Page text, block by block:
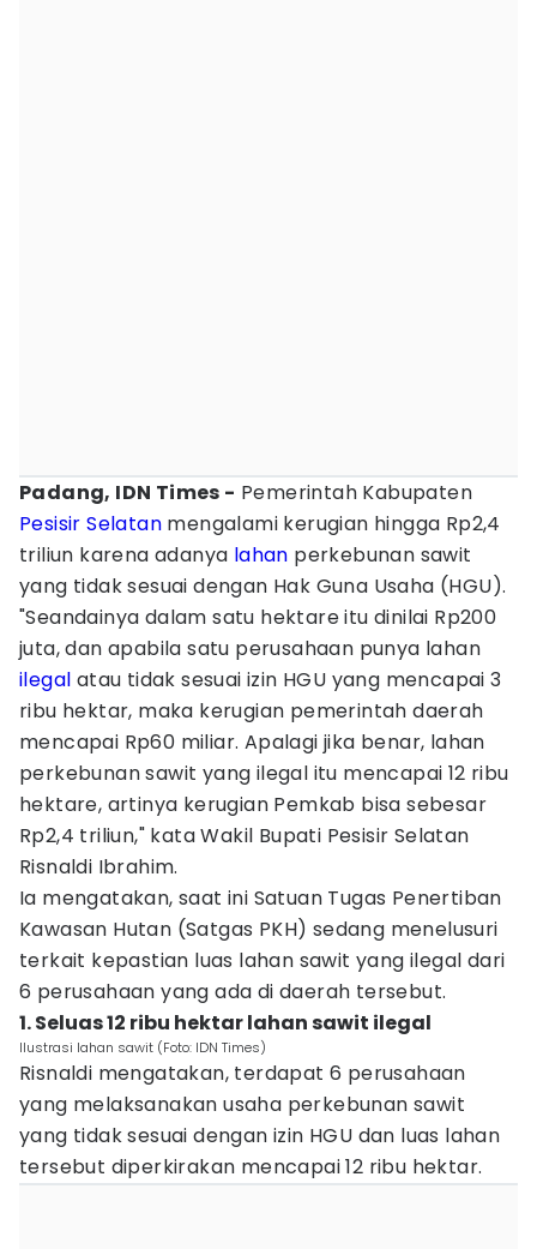
Padang, IDN Times - Pemerintah Kabupaten
Pesisir Selatan mengalami kerugian hingga Rp2,4
triliun karena adanya lahan perkebunan sawit
yang tidak sesuai dengan Hak Guna Usaha (HGU).
"Seandainya dalam satu hektare itu dinilai Rp200
juta, dan apabila satu perusahaan punya lahan
ilegal atau tidak sesuai izin HGU yang mencapai 3
ribu hektar, maka kerugian pemerintah daerah
mencapai Rp60 miliar. Apalagi jika benar, lahan
perkebunan sawit yang ilegal itu mencapai 12 ribu
hektare, artinya kerugian Pemkab bisa sebesar
Rp2,4 triliun," kata Wakil Bupati Pesisir Selatan
Risnaldi Ibrahim.
Ia mengatakan, saat ini Satuan Tugas Penertiban
Kawasan Hutan (Satgas PKH) sedang menelusuri
terkait kepastian luas lahan sawit yang ilegal dari
6 perusahaan yang ada di daerah tersebut.
1. Seluas 12 ribu hektar lahan sawit ilegal
Ilustrasi lahan sawit (Foto: IDN Times)
Risnaldi mengatakan, terdapat 6 perusahaan
yang melaksanakan usaha perkebunan sawit
yang tidak sesuai dengan izin HGU dan luas lahan
tersebut diperkirakan mencapai 12 ribu hektar.